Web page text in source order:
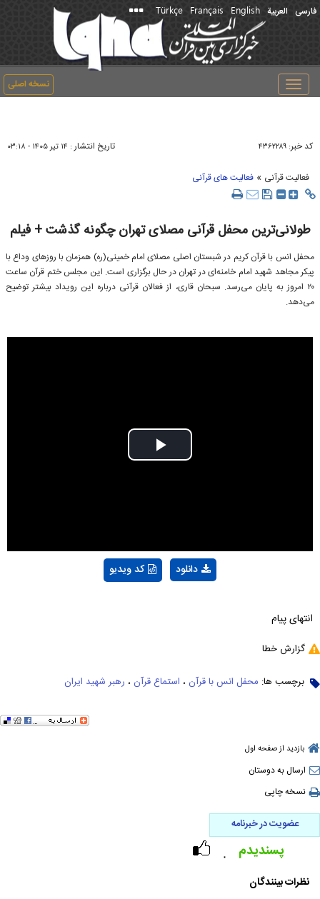
فارسی العربیة English
Français
Türkçe
نسخه اصلی
Toggle
navigation
کد خبر: ۴۳۶۲۲۸۹ تاریخ انتشار : ۱۴ تير ۱۴۰۵ - ۰۳:۱۸
فعالیت قرآنی » فعالیت های قرآنی
طولانی‌ترین محفل قرآنی مصلای تهران چگونه گذشت + فیلم
محفل انس با قرآن کریم در شبستان اصلی مصلای امام خمینی(ره) همزمان با روزهای وداع با
پیکر مجاهد شهید امام خامنه‌ای در تهران در حال برگزاری است. این مجلس ختم قرآن ساعت
۲۰ امروز به پایان می‌رسد. سبحان قاری، از فعالان قرآنی درباره این رویداد بیشتر توضیح
می‌دهد.
Play
کد ویدیو دانلود
انتهای پیام
گزارش خطا
برچسب ها: محفل انس با قرآن ، استماع قرآن ، رهبر شهید ایران
بازدید از صفحه اول
ارسال به دوستان
نسخه چاپی
عضویت در خبرنامه
۰ پسندیدم
نظرات بینندگان